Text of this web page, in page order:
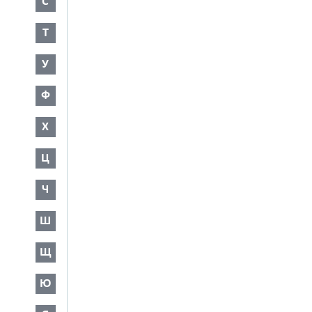
Т
У
Ф
Х
Ц
Ч
Ш
Щ
Ю